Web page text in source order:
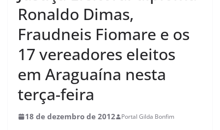
Ronaldo Dimas,
Fraudneis Fiomare e os
17 vereadores eleitos
em Araguaína nesta
terça-feira
18 de dezembro de 2012 Portal Gilda Bonfim